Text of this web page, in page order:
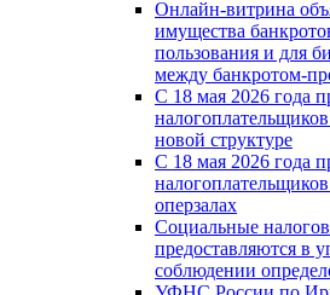
Онлайн-витрина
имущества
пользования и для
между банкротом-
С 18 мая 2026 года
новой стpyктype
С 18 мая 2026 года
оперзалах
Социальные
предоставляются в
соблюдении